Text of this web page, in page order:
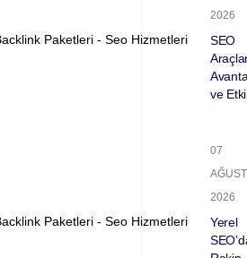
2026
SEO
ve
07
2026
Yerel